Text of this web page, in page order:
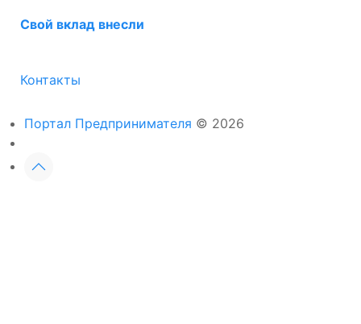
Свой вклад внесли
Контакты
Портал Предпринимателя © 2026